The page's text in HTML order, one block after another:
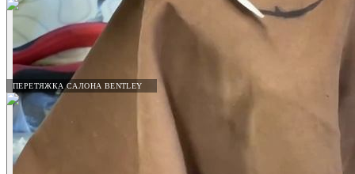
ПЕРЕТЯЖКА САЛОНА BENTLEY